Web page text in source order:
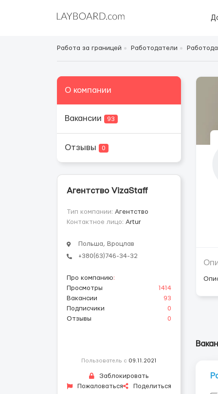
Работа за границей Работодатели
О компании
Вакансии 93
Отзывы 0
Агентство VizaStaff
Тип компании: Агентство
Контактное лицо: Artur
Польша, Вроцлав
+380(63)746-34-32
Про компанию:
Просмотры
1414
Вакансии
93
Подписчики
0
Отзывы
0
Пользователь с 09.11.2021
Заблокировать
Пожаловаться
Поделиться